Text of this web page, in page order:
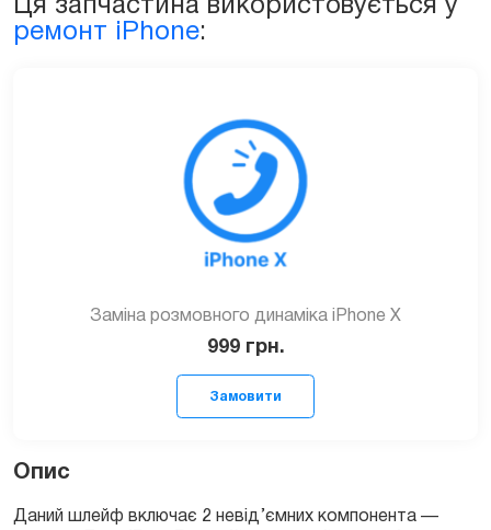
Ця запчастина використовується у
ремонт iPhone:
Заміна розмовного динаміка iPhone X
999 грн.
Опис
Даний шлейф включає 2 невід’ємних компонента —